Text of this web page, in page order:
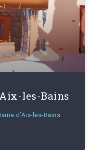
les-Bains
d’Aix-les-Bains.